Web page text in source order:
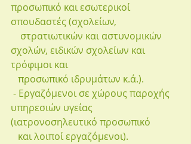
προσωπικό και εσωτερικοί
σπουδαστές (σχολείων,
σχολών, ειδικών σχολείων και
τρόφιμοι και
   προσωπικό ιδρυμάτων κ.ά.).
υπηρεσιών υγείας
(ιατρονοσηλευτικό προσωπικό
   και λοιποί εργαζόμενοι).